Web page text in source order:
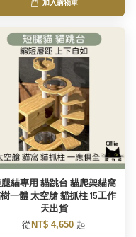
加入購物車
貓專用 貓跳台 貓爬架貓窩
一體 太空艙 貓抓柱 15工作
天出貨
從 NT$ 4,650 起